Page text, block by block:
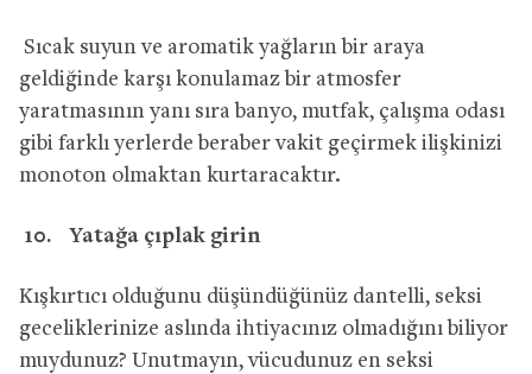
Sıcak suyun ve aromatik yağların bir araya
geldiğinde karşı konulamaz bir atmosfer
yaratmasının yanı sıra banyo, mutfak, çalışma odası
gibi farklı yerlerde beraber vakit geçirmek ilişkinizi
monoton olmaktan kurtaracaktır.
10.Yatağa çıplak girin
Kışkırtıcı olduğunu düşündüğünüz dantelli, seksi
geceliklerinize aslında ihtiyacınız olmadığını biliyor
muydunuz? Unutmayın, vücudunuz en seksi